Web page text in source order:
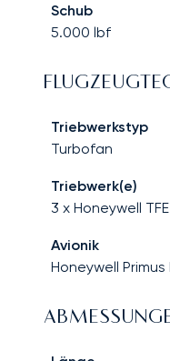
Schub
5.000 lbf
Triebwerkstyp
Turbofan
Triebwerk(e)
3 x Honeywell
Avionik
Honeywell Primus